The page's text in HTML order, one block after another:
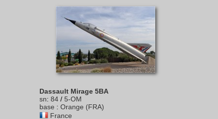
Dassault Mirage 5BA
sn: 84 / 5-OM
base : Orange (FRA)
France